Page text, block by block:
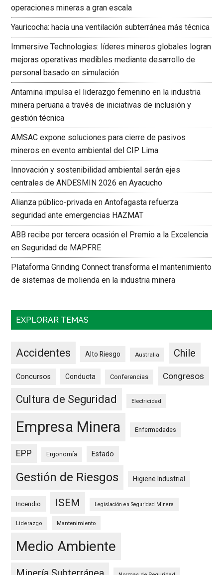
operaciones mineras a gran escala
Yauricocha: hacia una ventilación subterránea más técnica
Immersive Technologies: líderes mineros globales logran
mejoras operativas medibles mediante desarrollo de
personal basado en simulación
Antamina impulsa el liderazgo femenino en la industria
minera peruana a través de iniciativas de inclusión y
gestión técnica
AMSAC expone soluciones para cierre de pasivos
mineros en evento ambiental del CIP Lima
Innovación y sostenibilidad ambiental serán ejes
centrales de ANDESMIN 2026 en Ayacucho
Alianza público-privada en Antofagasta refuerza
seguridad ante emergencias HAZMAT
ABB recibe por tercera ocasión el Premio a la Excelencia
en Seguridad de MAPFRE
Plataforma Grinding Connect transforma el mantenimiento
de sistemas de molienda en la industria minera
EXPLORAR TEMAS
Accidentes Alto Riesgo Australia Chile
Concursos Conducta Conferencias Congresos
Cultura de Seguridad Electricidad
Empresa Minera Enfermedades
EPP Ergonomía Estado
Gestión de Riesgos Higiene Industrial
Incendio ISEM Legislación en Seguridad Minera
Liderazgo Mantenimiento
Medio Ambiente